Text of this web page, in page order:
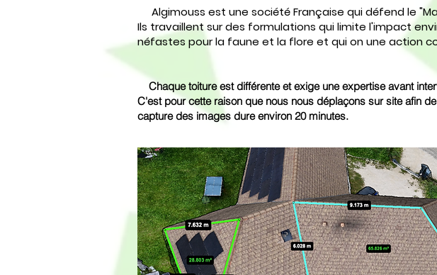
Algimouss est une société Française qui défend le
Ils travaillent sur des formulations qui limite l'impact
néfastes pour la faune et la flore et qui on une action
Chaque toitureestdifférente et exige une expertise avant
C'est pour cette raison que nous nous déplaçons sur site afin
capture des images dure environ 20 minutes.